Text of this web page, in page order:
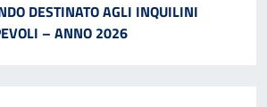
DESTINATO AGLI INQUILINI
– ANNO 2026